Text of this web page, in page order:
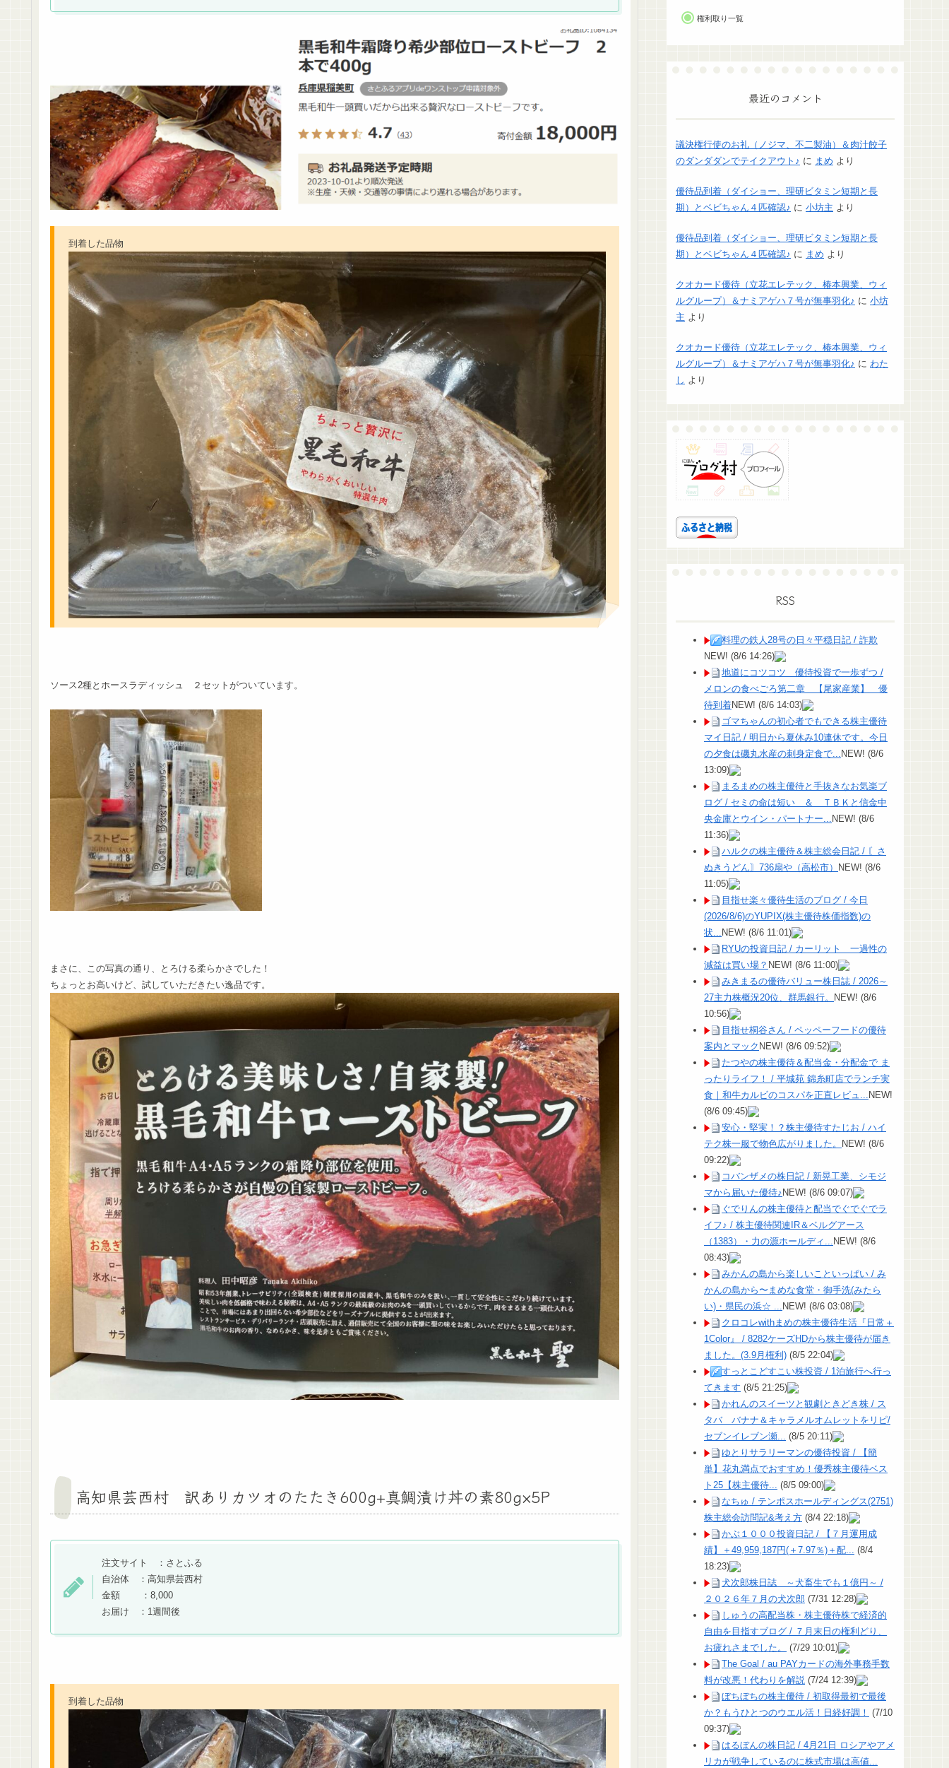
到着した品物
ソース2種とホースラディッシュ ２セットがついています。
まさに、この写真の通り、とろける柔らかさでした！
ちょっとお高いけど、試していただきたい逸品です。
高知県芸西村 訳ありカツオのたたき600g+真鯛漬け丼の素80g×5P
注文サイト ：さとふる
自治体 ：高知県芸西村
金額 ：8,000
お届け ：1週間後
到着した品物
権利取り一覧
最近のコメント
議決権行使のお礼（ノジマ、不二製油）＆肉汁餃子
のダンダダンでテイクアウト♪ に まめ より
優待品到着（ダイショー、理研ビタミン短期と長
期）とベビちゃん４匹確認♪ に 小坊主 より
優待品到着（ダイショー、理研ビタミン短期と長
期）とベビちゃん４匹確認♪ に まめ より
クオカード優待（立花エレテック、椿本興業、ウィ
ルグループ）＆ナミアゲハ７号が無事羽化♪ に 小坊
主 より
クオカード優待（立花エレテック、椿本興業、ウィ
ルグループ）＆ナミアゲハ７号が無事羽化♪ に わた
し より
RSS
料理の鉄人28号の日々平穏日記 / 詐欺
NEW! (8/6 14:26)
地道にコツコツ 優待投資で一歩ずつ /
メロンの食べごろ第二章 【尾家産業】 優
待到着NEW! (8/6 14:03)
ゴマちゃんの初心者でもできる株主優待
マイ日記 / 明日から夏休み10連休です。今日
の夕食は磯丸水産の刺身定食で... NEW! (8/6
13:09)
まるまめの株主優待と手抜きなお気楽ブ
ログ / セミの命は短い ＆ ＴＢＫと信金中
央金庫とウイン・パートナー... NEW! (8/6
11:36)
ハルクの株主優待＆株主総会日記 / 〘さ
ぬきうどん〙736扇や（高松市） NEW! (8/6
11:05)
目指せ楽々優待生活のブログ / 今日
(2026/8/6)のYUPIX(株主優待株価指数)の
状... NEW! (8/6 11:01)
RYUの投資日記 / カーリット 一過性の
減益は買い場？ NEW! (8/6 11:00)
みきまるの優待バリュー株日誌 / 2026～
27主力株概況20位、群馬銀行。 NEW! (8/6
10:56)
目指せ桐谷さん / ペッペーフードの優待
案内とマック NEW! (8/6 09:52)
たつやの株主優待＆配当金・分配金で ま
ったりライフ！ / 平城苑 錦糸町店でランチ実
食｜和牛カルビのコスパを正直レビュ... NEW!
(8/6 09:45)
安心・堅実！？株主優待すたじお / ハイ
テク株一服で物色広がりました。 NEW! (8/6
09:22)
コバンザメの株日記 / 新晃工業、シモジ
マから届いた優待♪NEW! (8/6 09:07)
ぐでりんの株主優待と配当でぐでぐでラ
イフ♪ / 株主優待関連IR＆ベルグアース
（1383）・力の源ホールディ... NEW! (8/6
08:43)
みかんの島から楽しいこといっぱい / み
かんの島から〜まめな食堂・御手洗(みたら
い)・県民の浜☆ ... NEW! (8/6 03:08)
クロコレwithまめの株主優待生活『日常＋
1Color』 / 8282ケーズHDから株主優待が届き
ました。(3.9月権利) (8/5 22:04)
すっとこどすこい株投資 / 1泊旅行へ行っ
てきます (8/5 21:25)
かれんのスイーツと観劇ときどき株 / ス
タバ バナナ＆キャラメルオムレットをリピ/
セブンイレブン瀬...
(8/5 20:11)
ゆとりサラリーマンの優待投資 / 【簡
単】花丸満点でおすすめ！優秀株主優待ベス
ト25【株主優待...
(8/5 09:00)
なちゅ / テンポスホールディングス(2751)
株主総会訪問記&考え方 (8/4 22:18)
かぶ１０００投資日記 / 【７月運用成
績】＋49,959,187円(＋7.97％)＋配...
(8/4
18:23)
犬次郎株日誌 ～犬畜生でも１億円～ /
２０２６年７月の犬次郎 (7/31 12:28)
しゅうの高配当株・株主優待株で経済的
自由を目指すブログ / ７月末日の権利どり、
お疲れさまでした。
(7/29 10:01)
The Goal / au PAYカードの海外事務手数
料が改悪！代わりを解説 (7/24 12:39)
ぼちぼちの株主優待 / 初取得最初で最後
か？もうひとつのウエル活！日経好調！ (7/10
09:37)
はるぼんの株日記 / 4月21日 ロシアやアメ
リカが戦争しているのに株式市場は高値...